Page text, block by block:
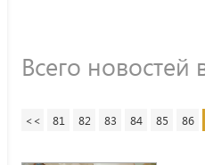
Всего новостей
<< 81 82 83 84 85 86